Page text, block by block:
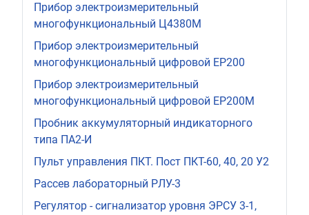
Прибор электроизмерительный
многофункциональный Ц4380М
Прибор электроизмерительный
многофункциональный цифровой ЕР200
Прибор электроизмерительный
многофункциональный цифровой ЕР200М
Пробник аккумуляторный индикаторного
типа ПА2-И
Пульт управления ПКТ. Пост ПКТ-60, 40, 20 У2
Рассев лабораторный РЛУ-3
Регулятор - сигнализатор уровня ЭРСУ 3-1,